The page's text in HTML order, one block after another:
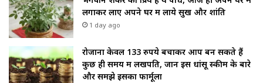
लगाकर लाए अपने घर में लाये सुख और शांति
1 day ago
रोजाना केवल 133 रुपये बचाकर आप बन सकते हैं
कुछ ही समय में लखपति, जानें इस धांसू स्कीम के बारे
और समझे इसका फार्मूला